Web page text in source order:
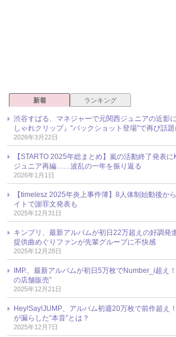
新着 ランキング
渋谷すばる、マネジャーで元関西ジュニアの近影
しゃれクリップ』“バックショット登場”で再び話題
2026年3月22日
【STARTO 2025年総まとめ】嵐の活動終了発表に
ジュニア再編……波乱の一年を振り返る
2026年1月1日
【timelesz 2025年炎上事件簿】8人体制始動後
イトで謝罪文発表も
2025年12月31日
キンプリ、最新アルバムが初日22万超えの好調
提供曲めぐりファンが先輩グループに不快感
2025年12月28日
IMP.、最新アルバムが初日5万枚でNumber_i超え
の店舗販売”
2025年12月21日
Hey!Say!JUMP、アルバム初週20万枚で前作超
が漏らした“本音”とは？
2025年12月7日